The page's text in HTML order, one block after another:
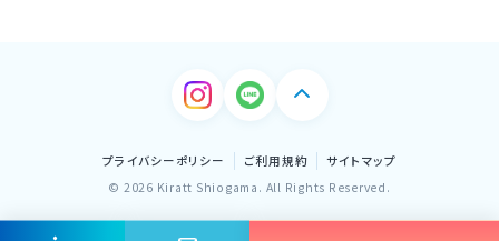
プライバシーポリシー ご利用規約
サイトマップ
© 2026 Kiratt Shiogama. All Rights Reserved.